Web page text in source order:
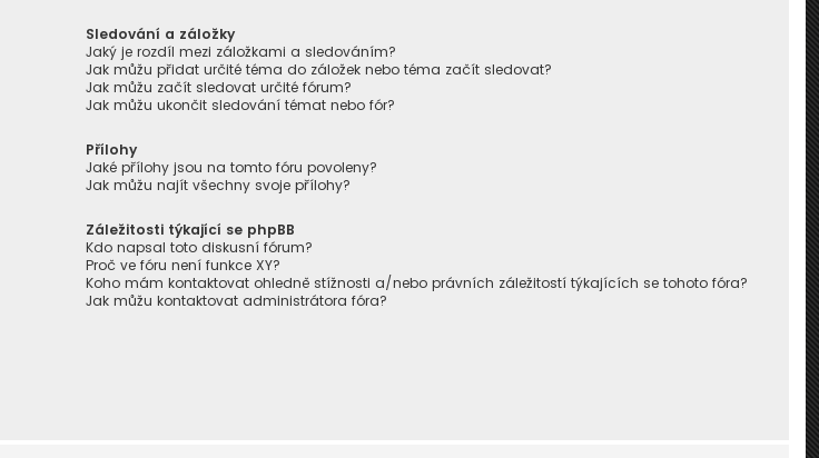
Sledování a záložky
Jaký je rozdíl mezi záložkami a sledováním?
Jak můžu přidat určité téma do záložek nebo téma začít sledovat?
Jak můžu začít sledovat určité fórum?
Jak můžu ukončit sledování témat nebo fór?
Přílohy
Jaké přílohy jsou na tomto fóru povoleny?
Jak můžu najít všechny svoje přílohy?
Záležitosti týkající se phpBB
Kdo napsal toto diskusní fórum?
Proč ve fóru není funkce XY?
Koho mám kontaktovat ohledně stížnosti a/nebo právních záležitostí týkajících se tohoto fóra?
Jak můžu kontaktovat administrátora fóra?